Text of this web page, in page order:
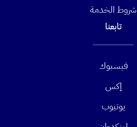
شروط الخدمة
تابعنا
فيسبوك
إكس
يوتيوب